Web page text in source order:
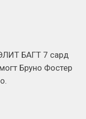
БАГТ 7 сард
Бруно Фостер